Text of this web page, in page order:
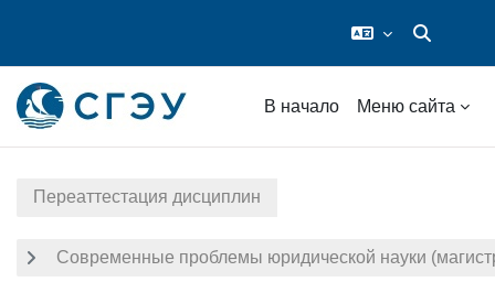
Изменить
В начало Меню сайта
Переаттестация дисциплин
Современные проблемы юридической науки